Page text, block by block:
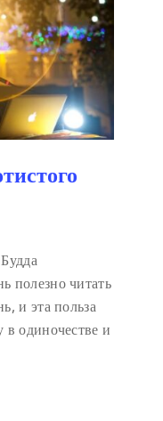
полезно читать
и эта польза
в одиночестве и